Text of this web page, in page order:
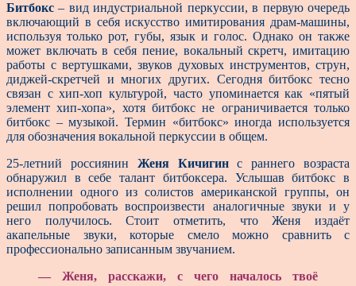
Битбокс – вид индустриальной перкуссии, в первую очередь
включающий в себя искусство имитирования драм-машины,
используя только рот, губы, язык и голос. Однако он также
может включать в себя пение, вокальный скретч, имитацию
работы с вертушками, звуков духовых инструментов, струн,
диджей-скретчей и многих других. Сегодня битбокс тесно
связан с хип-хоп культурой, часто упоминается как «пятый
элемент хип-хопа», хотя битбокс не ограничивается только
битбокс – музыкой. Термин «битбокс» иногда используется
для обозначения вокальной перкуссии в общем.
25-летний россиянин Женя Кичигинс раннего возраста
обнаружил в себе талант битбоксера. Услышав битбокс в
исполнении одного из солистов американской группы, он
решил попробовать воспроизвести аналогичные звуки и у
него получилось. Стоит отметить, что Женя издаёт
акапельные звуки, которые смело можно сравнить с
профессионально записанным звучанием.
— Женя, расскажи, с чего началось твоё